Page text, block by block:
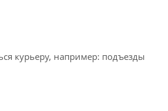
курьеру, например: подъезды